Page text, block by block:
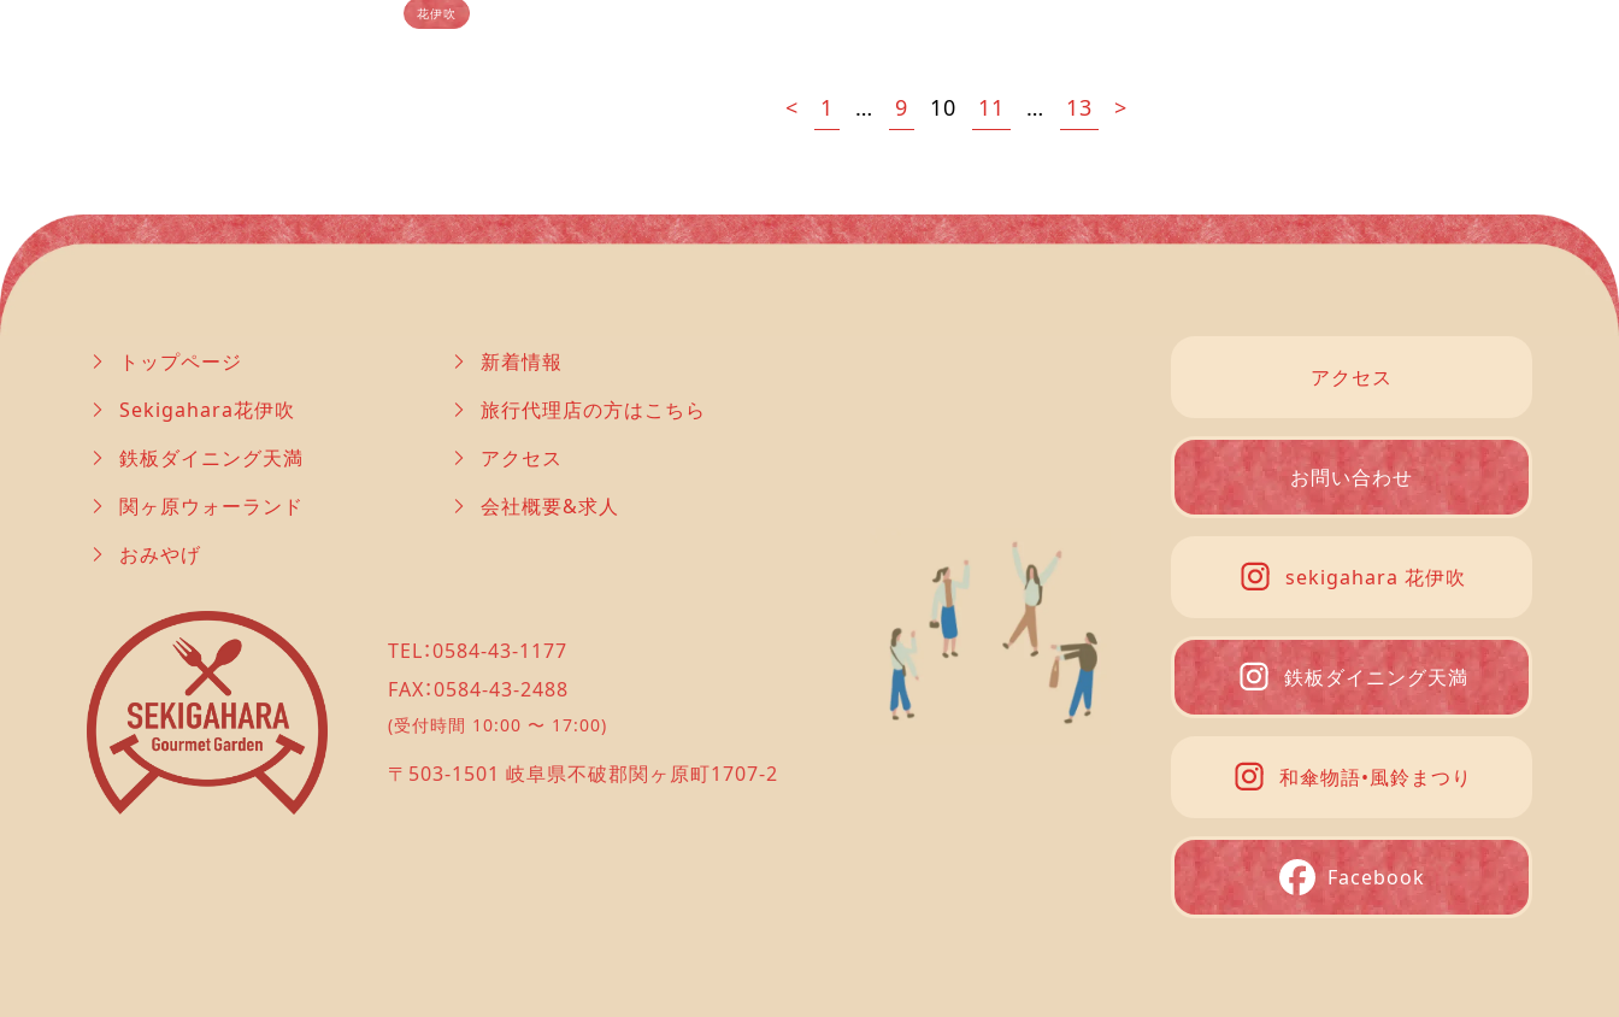
花伊吹
< 1 … 9 10 11 … 13 >
トップページ
Sekigahara花伊吹
鉄板ダイニング天満
関ヶ原ウォーランド
おみやげ
新着情報
旅行代理店の方はこちら
アクセス
会社概要&求人
TEL：0584-43-1177
FAX：0584-43-2488
(受付時間 10:00 〜 17:00)
〒503-1501 岐阜県不破郡関ヶ原町1707-2
アクセス
お問い合わせ
sekigahara 花伊吹
鉄板ダイニング天満
和傘物語•風鈴まつり
Facebook